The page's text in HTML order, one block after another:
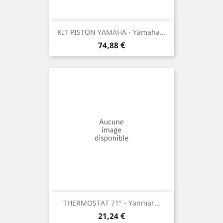
KIT PISTON YAMAHA - Yamaha...
Prix
74,88 €
THERMOSTAT 71° - Yanmar...
Prix
21,24 €